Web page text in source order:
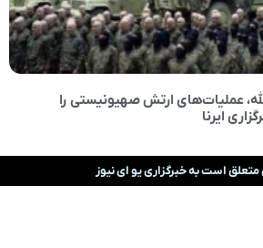
عملیات‌های ارتش صهیونیستی را
ایرنا
است به خبرگزاری یو ای نیوز